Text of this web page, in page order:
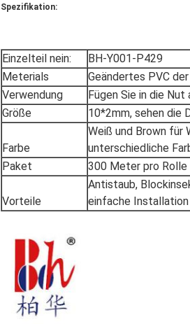
Spezifikation:
Einzelteil nein:
BH-Y001-P429
Meterials
Geändertes PVC
Verwendung
Fügen Sie in die
Größe
10*2mm, sehen die
Farbe
Weiß und Brown für
unterschiedliche
Paket
300 Meter pro
Vorteile
Antistaub,
einfache Installation